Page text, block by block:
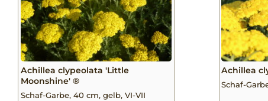
Achillea clypeolata 'Little
Moonshine' ®
Schaf-Garbe, 40 cm, gelb, VI-VII
Achillea
Schaf-